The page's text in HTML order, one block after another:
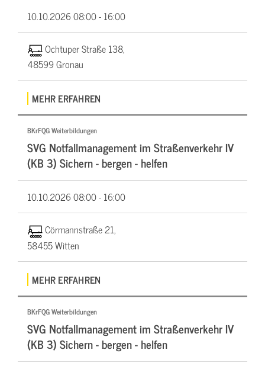
10.10.202608:00 - 16:00
Ochtuper Straße 138,
48599 Gronau
MEHR ERFAHREN
BKrFQG Weiterbildungen
SVG Notfallmanagement im Straßenverkehr IV
(KB 3) Sichern - bergen - helfen
10.10.202608:00 - 16:00
Cörmannstraße 21,
58455 Witten
MEHR ERFAHREN
BKrFQG Weiterbildungen
SVG Notfallmanagement im Straßenverkehr IV
(KB 3) Sichern - bergen - helfen